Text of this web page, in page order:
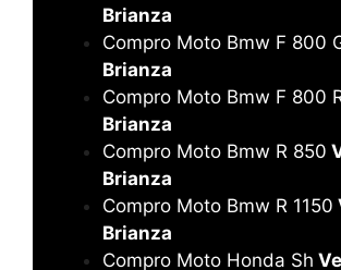
Brianza
Compro Moto Bmw F 800
Brianza
Compro Moto Bmw F 800
Brianza
Compro Moto Bmw R 850
Brianza
Compro Moto Bmw R 1150
Brianza
Compro Moto Honda Sh